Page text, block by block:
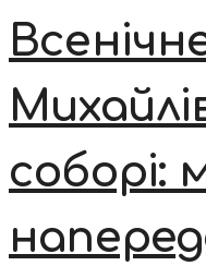
соборі: